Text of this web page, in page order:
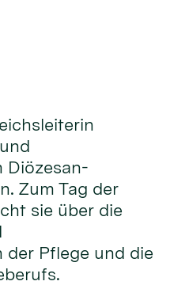
Diözesan-
Zum Tag der
sie über die
der Pflege und die